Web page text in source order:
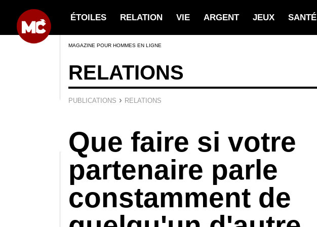
ÉTOILES RELATION VIE ARGENT JEUX SANTÉ
MAGAZINE POUR HOMMES EN LIGNE
RELATIONS
PUBLICATIONS › RELATIONS
Que faire si votre
partenaire parle
constamment de